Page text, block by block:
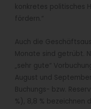
konkretes politisches
fördern.“
Auch die
Monate sind getrübt.
„sehr gute“
August und
Buchungs- bzw.
%), 8,8 % bezeichnen